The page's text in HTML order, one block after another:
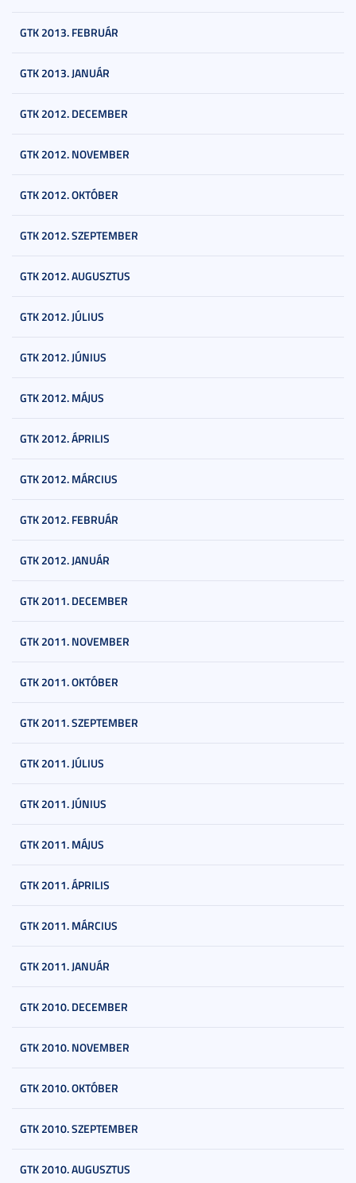
GTK 2013. FEBRUÁR
GTK 2013. JANUÁR
GTK 2012. DECEMBER
GTK 2012. NOVEMBER
GTK 2012. OKTÓBER
GTK 2012. SZEPTEMBER
GTK 2012. AUGUSZTUS
GTK 2012. JÚLIUS
GTK 2012. JÚNIUS
GTK 2012. MÁJUS
GTK 2012. ÁPRILIS
GTK 2012. MÁRCIUS
GTK 2012. FEBRUÁR
GTK 2012. JANUÁR
GTK 2011. DECEMBER
GTK 2011. NOVEMBER
GTK 2011. OKTÓBER
GTK 2011. SZEPTEMBER
GTK 2011. JÚLIUS
GTK 2011. JÚNIUS
GTK 2011. MÁJUS
GTK 2011. ÁPRILIS
GTK 2011. MÁRCIUS
GTK 2011. JANUÁR
GTK 2010. DECEMBER
GTK 2010. NOVEMBER
GTK 2010. OKTÓBER
GTK 2010. SZEPTEMBER
GTK 2010. AUGUSZTUS